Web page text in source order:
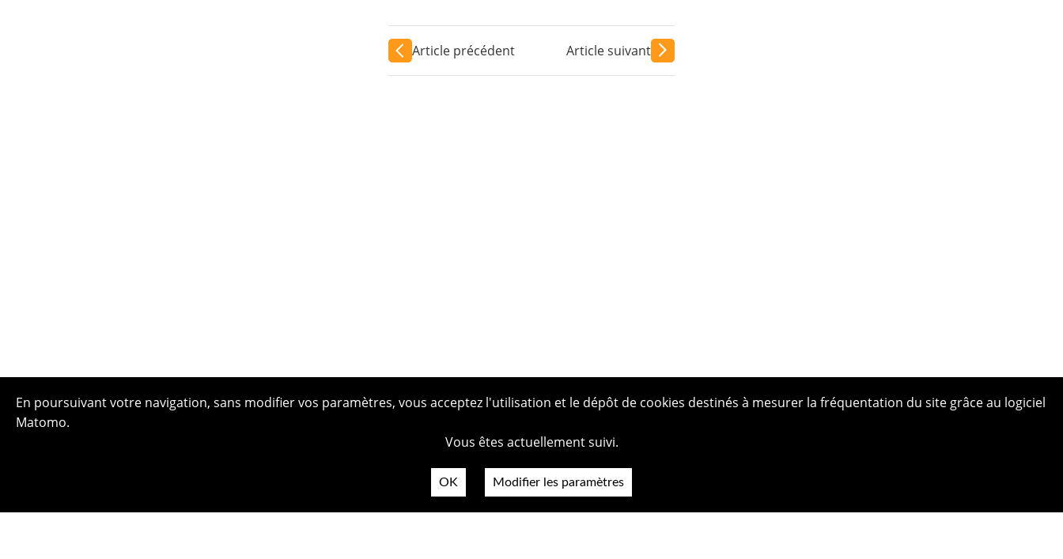
Article précédent Article suivant
En poursuivant votre navigation, sans modifier vos paramètres, vous acceptez l'utilisation et le dépôt de cookies destinés à mesurer la fréquentation du site grâce au logiciel
Matomo.
Vous êtes actuellement suivi.
OK Modifier les paramètres